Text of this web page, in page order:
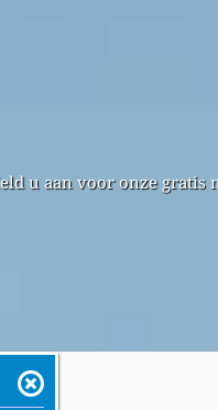
u aan voor onze gratis